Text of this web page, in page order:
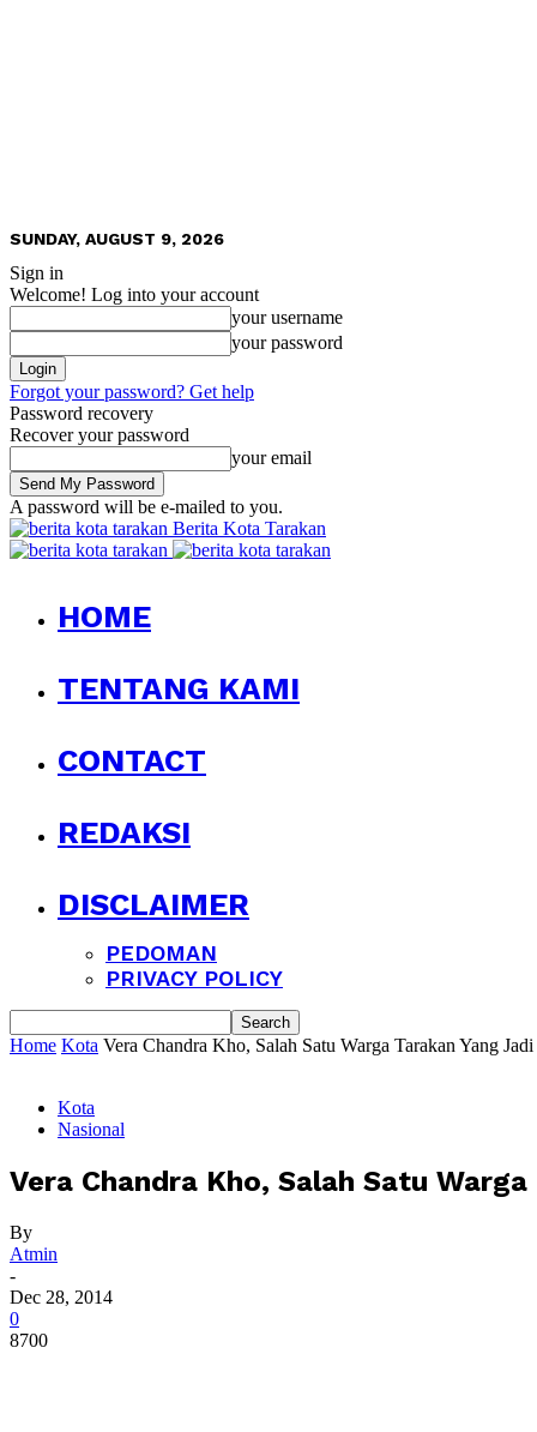
SUNDAY, AUGUST 9, 2026
Sign in
Welcome! Log into your account
your username
your password
Forgot your password? Get help
Password recovery
Recover your password
your email
A password will be e-mailed to you.
Berita Kota Tarakan
HOME
TENTANG KAMI
CONTACT
REDAKSI
DISCLAIMER
PEDOMAN
PRIVACY POLICY
Home Kota Vera Chandra Kho, Salah Satu Warga Tarakan Yang
Kota
Nasional
Vera Chandra Kho, Salah Satu
By
Atmin
-
Dec 28, 2014
0
8700